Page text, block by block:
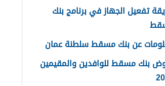
تفعيل الجهاز في برنامج بنك
عن بنك مسقط سلطنة عمان
بنك مسقط للوافدين والمقيمين